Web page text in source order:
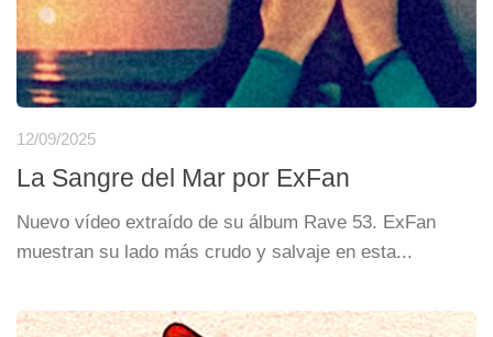
12/09/2025
La Sangre del Mar por ExFan
Nuevo vídeo extraído de su álbum Rave 53. ExFan
muestran su lado más crudo y salvaje en esta...